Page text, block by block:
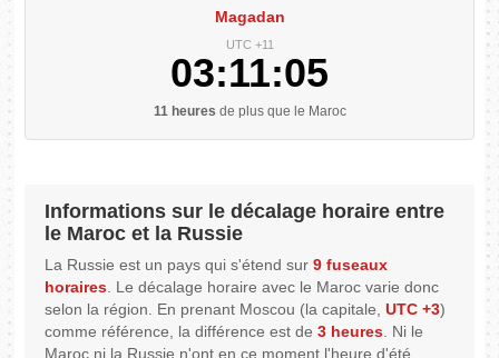
Magadan
UTC +11
03:11:06
11 heures de plus que le Maroc
Informations sur le décalage horaire entre
le Maroc et la Russie
La Russie est un pays qui s'étend sur9 fuseaux
horaires. Le décalage horaire avec le Maroc varie donc
selon la région. En prenant Moscou (la capitale,UTC +3)
comme référence, la différence est de3 heures. Ni le
Maroc ni la Russie n'ont en ce moment l'heure d'été